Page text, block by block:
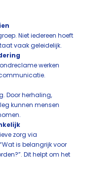
Niet iedereen hoeft
vaak geleidelijk.
werken
Door herhaling,
kunnen mensen
zorg via
is belangrijk voor
Dit helpt om het